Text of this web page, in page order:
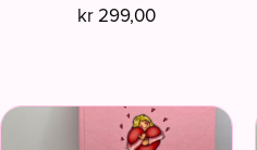
kr 299,00